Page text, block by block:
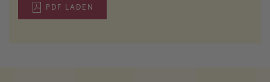
PDF LADEN